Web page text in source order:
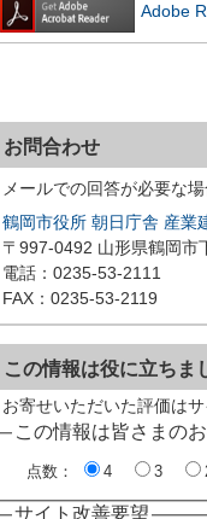
Adobe
お問合わせ
メールでの回答が必要な
鶴岡市役所 朝日庁舎 産業
〒997-0492 山形県鶴岡市
電話：0235-53-2111
FAX：0235-53-2119
この情報は役に立ちま
お寄せいただいた評価は
この情報は皆さまの
点数： 4 3
サイト改善要望